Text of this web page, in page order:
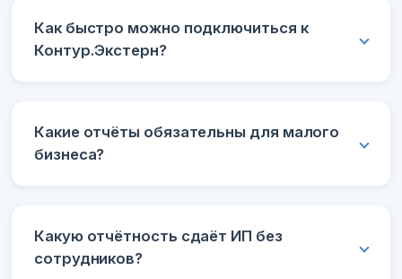
Как быстро можно подключиться к
Контур.Экстерн?
Какие отчёты обязательны для малого
бизнеса?
Какую отчётность сдаёт ИП без
сотрудников?